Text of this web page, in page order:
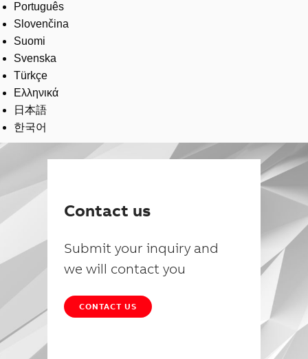
Português
Slovenčina
Suomi
Svenska
Türkçe
Ελληνικά
日本語
한국어
Contact us
Submit your inquiry and
we will contact you
CONTACT US